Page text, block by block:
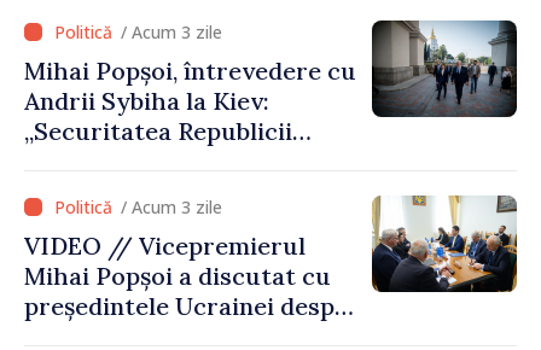
cultural al Ucrainei
/ Acum 3 zile
Mihai Popșoi, întrevedere cu
Andrii Sybiha la Kiev:
„Securitatea Republicii
de securitatea Ucrainei”
/ Acum 3 zile
VIDEO // Vicepremierul
Mihai Popșoi a discutat cu
președintele Ucrainei despre